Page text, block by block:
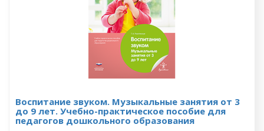
Воспитание звуком. Музыкальные занятия от 3
до 9 лет. Учебно-практическое пособие для
педагогов дошкольного образования